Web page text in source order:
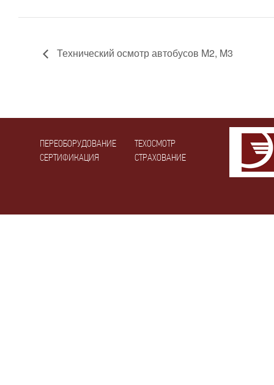
Технический осмотр автобусов M2, M3
ПЕРЕОБОРУДОВАНИЕ
СЕРТИФИКАЦИЯ
ТЕХОСМОТР
СТРАХОВАНИЕ